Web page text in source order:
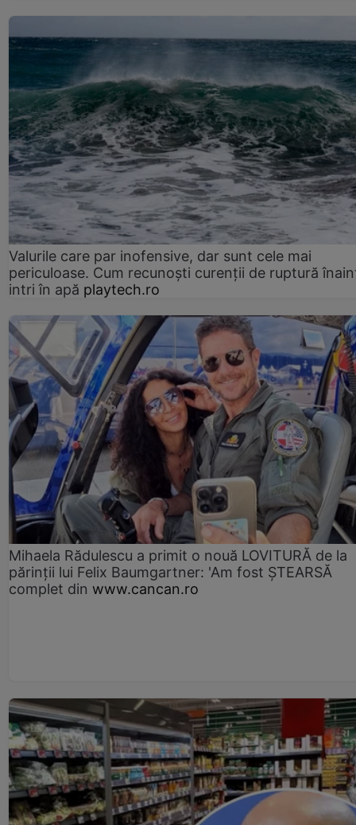
Valurile care par inofensive, dar sunt cele mai
periculoase. Cum recunoști curenții de ruptură
intri în apă playtech.ro
Mihaela Rădulescu a primit o nouă LOVITURĂ de la
părinții lui Felix Baumgartner: 'Am fost ȘTEARSĂ
complet din www.cancan.ro